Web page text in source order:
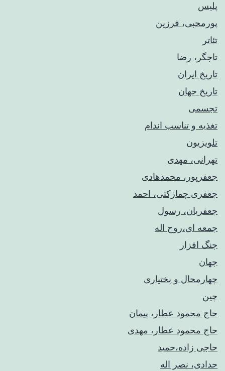
پلیس
پورمحبی، فرزین
تئاتر
تاجگر، رضا
تاریخ ایران
تاریخ جهان
تجسمی
تغذیه و تناسب اندام
تلویزیون
تهرانی، مهدی
جعفرپور، محمدهادی
جعفری چمازکتی، احمد
جعفریان، رسول
جمعه ای،روح اله
جنگ افزار
جهان
چهارمحال و بختیاری
چین
حاج محمود عطار، پیمان
حاج محمود عطار، مهدی
حاجی زاده،حمید
حدادی، نصر اله